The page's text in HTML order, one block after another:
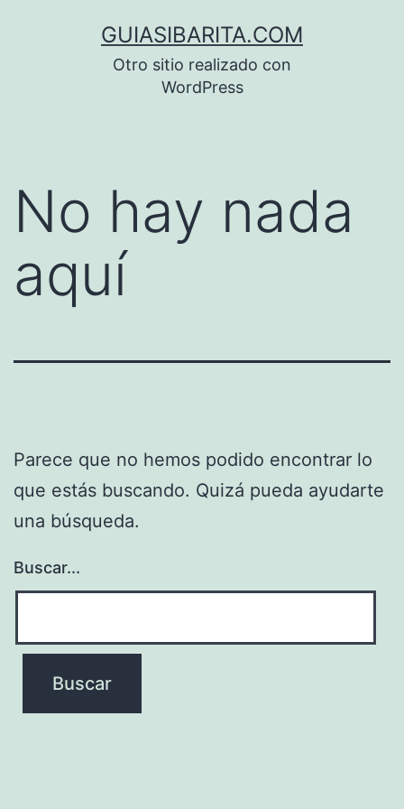
GUIASIBARITA.COM
Otro sitio realizado con
WordPress
No hay nada
aquí
Parece que no hemos podido encontrar lo
que estás buscando. Quizá pueda ayudarte
una búsqueda.
Buscar...